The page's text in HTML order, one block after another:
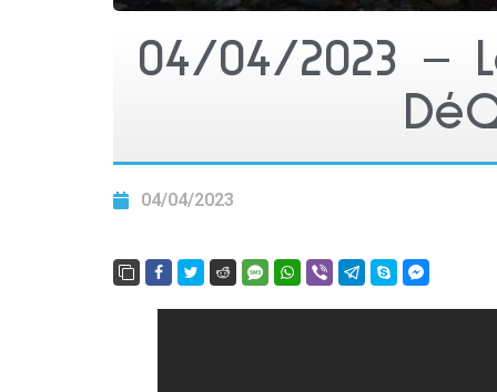
04/04/2023 –
04/04/2023